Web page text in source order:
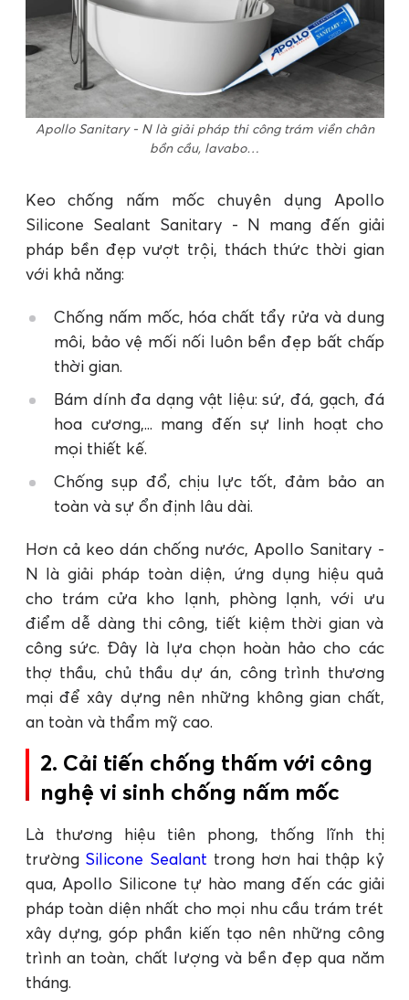
Apollo Sanitary - N là giải pháp thi công trám viền chân
bồn cầu, lavabo…
Keo chống nấm mốc chuyên dụng Apollo
Silicone Sealant Sanitary - N mang đến giải
pháp bền đẹp vượt trội, thách thức thời gian
với khả năng:
Chống nấm mốc, hóa chất tẩy rửa và dung
môi, bảo vệ mối nối luôn bền đẹp bất chấp
thời gian.
Bám dính đa dạng vật liệu: sứ, đá, gạch, đá
hoa cương,... mang đến sự linh hoạt cho
mọi thiết kế.
Chống sụp đổ, chịu lực tốt, đảm bảo an
toàn và sự ổn định lâu dài.
Hơn cả keo dán chống nước, Apollo Sanitary -
N là giải pháp toàn diện, ứng dụng hiệu quả
cho trám cửa kho lạnh, phòng lạnh, với ưu
điểm dễ dàng thi công, tiết kiệm thời gian và
công sức. Đây là lựa chọn hoàn hảo cho các
thợ thầu, chủ thầu dự án, công trình thương
mại để xây dựng nên những không gian chất,
an toàn và thẩm mỹ cao.
2. Cải tiến chống thấm với công
nghệ vi sinh chống nấm mốc
Là thương hiệu tiên phong, thống lĩnh thị
trường Silicone Sealant trong hơn hai thập kỷ
qua, Apollo Silicone tự hào mang đến các giải
pháp toàn diện nhất cho mọi nhu cầu trám trét
xây dựng, góp phần kiến tạo nên những công
trình an toàn, chất lượng và bền đẹp qua năm
tháng.